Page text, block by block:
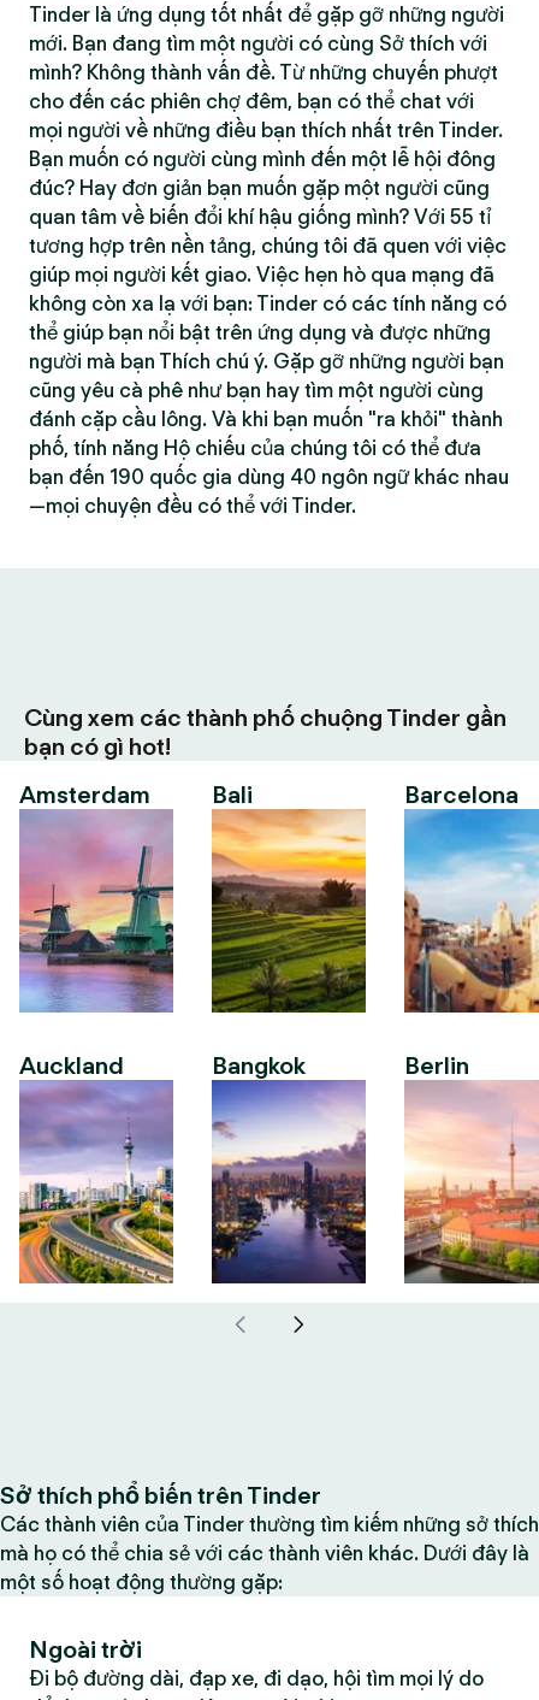
Tinder là ứng dụng tốt nhất để gặp gỡ những người
mới. Bạn đang tìm một người có cùng Sở thích với
mình? Không thành vấn đề. Từ những chuyến phượt
cho đến các phiên chợ đêm, bạn có thể chat với
mọi người về những điều bạn thích nhất trên Tinder.
Bạn muốn có người cùng mình đến một lễ hội đông
đúc? Hay đơn giản bạn muốn gặp một người cũng
quan tâm về biến đổi khí hậu giống mình? Với 55 tỉ
tương hợp trên nền tảng, chúng tôi đã quen với việc
giúp mọi người kết giao. Việc hẹn hò qua mạng đã
không còn xa lạ với bạn: Tinder có các tính năng có
thể giúp bạn nổi bật trên ứng dụng và được những
người mà bạn Thích chú ý. Gặp gỡ những người bạn
cũng yêu cà phê như bạn hay tìm một người cùng
đánh cặp cầu lông. Và khi bạn muốn "ra khỏi" thành
phố, tính năng Hộ chiếu của chúng tôi có thể đưa
bạn đến 190 quốc gia dùng 40 ngôn ngữ khác nhau
—mọi chuyện đều có thể với Tinder.
Cùng xem các thành phố chuộng Tinder gần
bạn có gì hot!
Amsterdam
Auckland
Bali
Bangkok
Barcelona
Berlin
Sở thích phổ biến trên Tinder
Các thành viên của Tinder thường tìm kiếm những sở thích
mà họ có thể chia sẻ với các thành viên khác. Dưới đây là
một số hoạt động thường gặp:
Ngoài trời
Đi bộ đường dài, đạp xe, đi dạo, hội tìm mọi lý do